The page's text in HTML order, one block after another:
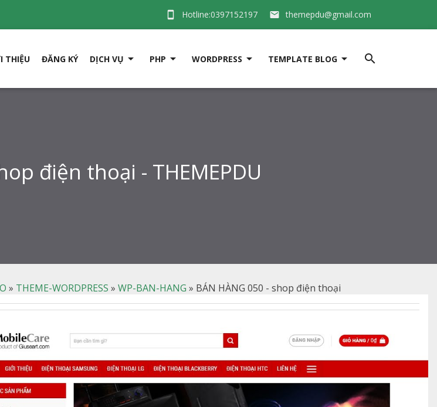
 themepdu@gmail.com
 Hotline:0397152197
THIỆU ĐĂNG KÝ DỊCH VỤ  PHP  WORDPRESS  TEMPLATE BLOG  
điện thoại - THEMEPDU
» THEME-WORDPRESS » WP-BAN-HANG » BÁN HÀNG 050 - shop điện thoại